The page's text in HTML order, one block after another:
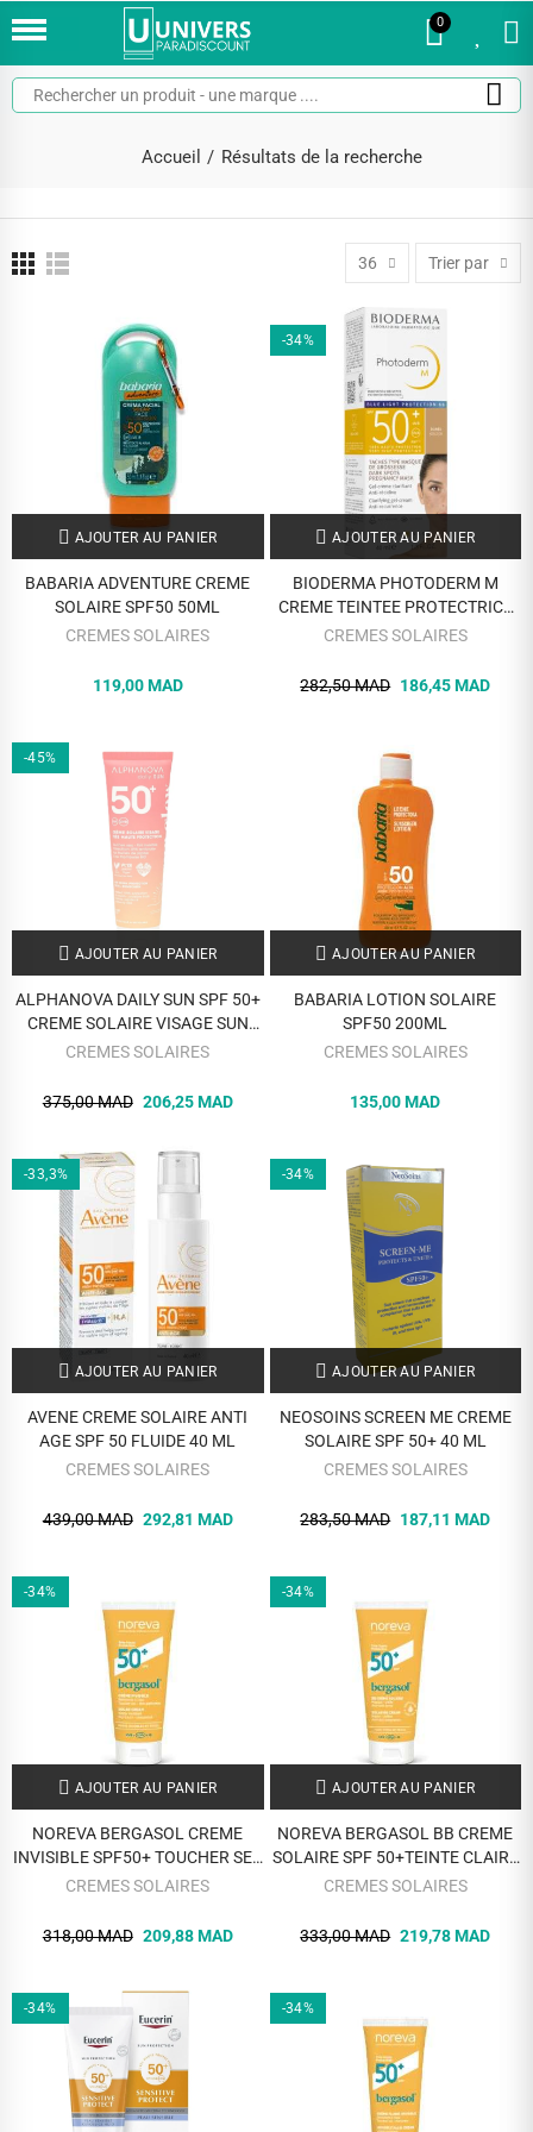
0
Accueil Résultats de la recherche
36 Trier par
AJOUTER AU PANIER
BABARIA ADVENTURE CREME
SOLAIRE SPF50 50ML
CREMES SOLAIRES
119,00 MAD
-34%
AJOUTER AU PANIER
BIODERMA PHOTODERM M
CREME TEINTEE PROTECTRICE
BLEU LIGHT DOREE SPF50+ 40
CREMES SOLAIRES
282,50 MAD 186,45 MAD
-45%
AJOUTER AU PANIER
ALPHANOVA DAILY SUN SPF 50+
CREME SOLAIRE VISAGE SUN
GLOW 50ML
CREMES SOLAIRES
375,00 MAD 206,25 MAD
AJOUTER AU PANIER
BABARIA LOTION SOLAIRE
SPF50 200ML
CREMES SOLAIRES
135,00 MAD
-33,3%
AJOUTER AU PANIER
AVENE CREME SOLAIRE ANTI
AGE SPF 50 FLUIDE 40 ML
CREMES SOLAIRES
439,00 MAD 292,81 MAD
-34%
AJOUTER AU PANIER
NEOSOINS SCREEN ME CREME
SOLAIRE SPF 50+ 40 ML
CREMES SOLAIRES
283,50 MAD 187,11 MAD
-34%
AJOUTER AU PANIER
NOREVA BERGASOL CREME
INVISIBLE SPF50+ TOUCHER SEC
50 ML
CREMES SOLAIRES
318,00 MAD 209,88 MAD
-34%
AJOUTER AU PANIER
NOREVA BERGASOL BB CREME
SOLAIRE SPF 50+TEINTE CLAIRE
40 ML
CREMES SOLAIRES
333,00 MAD 219,78 MAD
-34% -34%